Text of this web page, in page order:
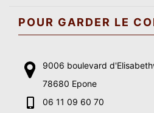
POUR GARDER LE
9006 boulevard
78680 Epone
06 11 09 60 70